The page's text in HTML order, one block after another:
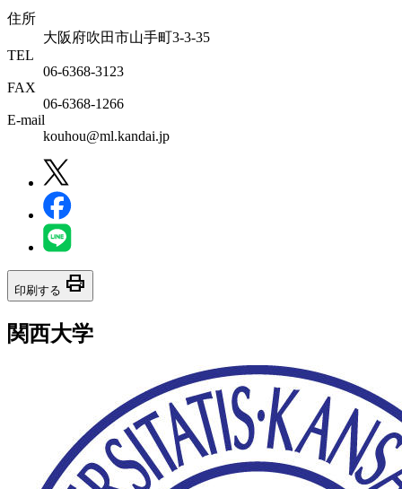
住所
大阪府吹田市山手町3-3-35
TEL
06-6368-3123
FAX
06-6368-1266
E-mail
kouhou@ml.kandai.jp
印刷する print
関西大学